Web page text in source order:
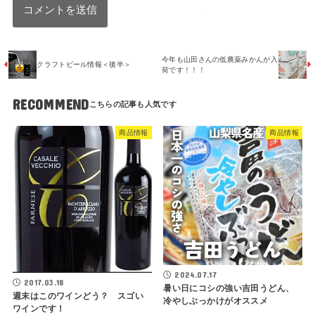
クラフトビール情報＜後半＞
今年も山田さんの低農薬みかんが入
荷です！！！
RECOMMEND
商品情報
2017.03.18
週末はこのワインどう？ スゴい
ワインです！
商品情報
2024.07.17
暑い日にコシの強い吉田うどん、
冷やしぶっかけがオススメ